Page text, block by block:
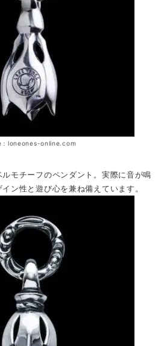
：loneones-online.com
モチーフのペンダント。実際に音が鳴
ン性と遊び心を兼ね備えています。